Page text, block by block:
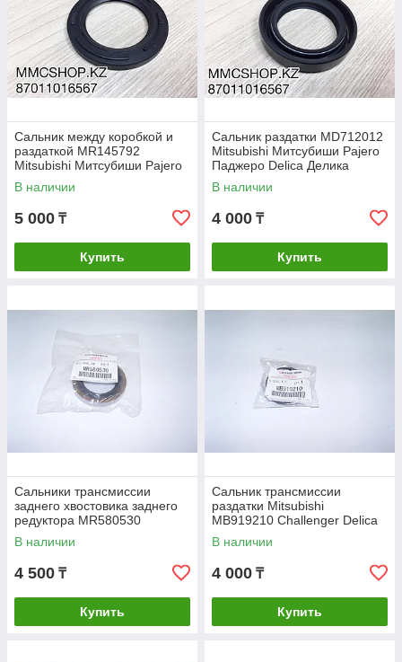
Сальник между коробкой и
раздаткой MR145792
Mitsubishi Митсубиши Pajero
Паджеро Delica Делика
Montero L200
В наличии
5 000 ₸
Купить
Сальник раздатки MD712012
Mitsubishi Митсубиши Pajero
Паджеро Delica Делика
Montero L200
В наличии
4 000 ₸
Купить
Сальники трансмиссии
заднего хвостовика заднего
редуктора MR580530
Mitsubishi Montero Sport L300
Challenger
В наличии
4 500 ₸
Купить
Сальник трансмиссии
раздатки Mitsubishi
MB919210 Challenger Delica
L200 L400 Montero Sport
Pajero Sport
В наличии
4 000 ₸
Купить